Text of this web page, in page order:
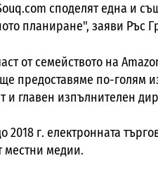
споделят една и
планиране", заяви Ръс
от семейството на
предоставяме по-голям
и главен изпълнителен
2018 г. електронната
местни медии.